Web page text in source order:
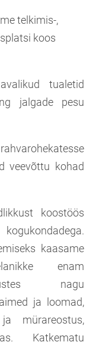
telkimis-,
koos
tualetid
jalgade pesu
veevõttu kohad
koostöös
kaasame
enam
nagu
ja loomad,
mürareostus,
Katkematu